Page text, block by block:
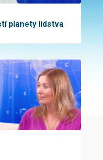
planety lidstva